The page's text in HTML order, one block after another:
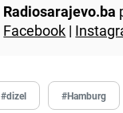
Radiosarajevo.ba
Facebook |
#dizel #Hamburg